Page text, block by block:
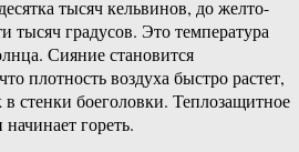
тысяч кельвинов, до желто-
тысяч градусов. Это температура
Сияние становится
плотность воздуха быстро растет,
стенки боеголовки. Теплозащитное
гореть.